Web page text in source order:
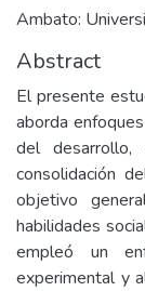
Ambato:
Abstract
El presente
aborda
del desarrollo,
consolidación
objetivo
habilidades
empleó un
experimental y